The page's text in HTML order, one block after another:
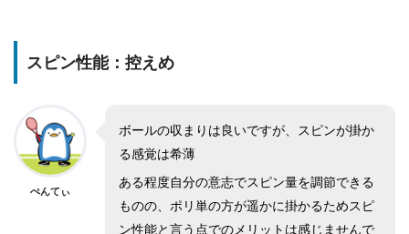
スピン性能：控えめ
ぺんてぃ
ボールの収まりは良いですが、スピンが掛か
る感覚は希薄
ある程度自分の意志でスピン量を調節できる
ものの、ポリ単の方が遥かに掛かるためスピ
ン性能と言う点でのメリットは感じませんで